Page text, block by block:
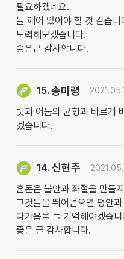
필요하겠네요.
늘 깨어 있어야 할 것 같습니
노력해보겠습니다.
좋은긑 감사합니다.
15.송미령
빛과 어둠의 균형과 바르게
겠습니다.
14.신현주
혼돈은 불안과 좌절을 만들
그것들을 뛰어넘으면 평안과
다가옴을 늘 기억해야겠습니
좋은 글 감사합니다.